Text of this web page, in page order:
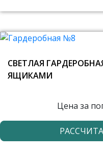
СВЕТЛАЯ
ЯЩИКАМИ
Цена за